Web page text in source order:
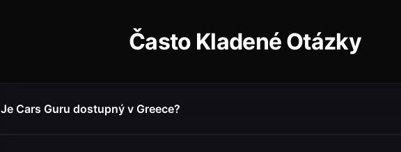
Často Kladené Otázky
Je Cars Guru dostupný v Greece?